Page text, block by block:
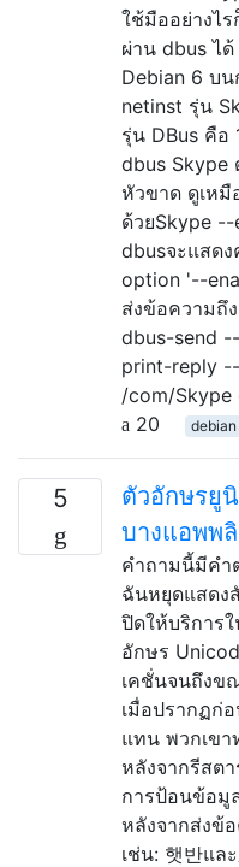
ใช้มืออย่างไ
ผ่าน dbus ไ
Debian 6 บ
netinst รุ่น
รุ่น DBus คือ
dbus Skype
หัวขาด ดูเหมื
ด้วยSkype
dbusจะแสด
option '--
ส่งข้อความถึ
dbus-send
print-reply
/com/Skype
20
debian
5
ตัวอักษรยู
บางแอพพ
คำถามนี้มีคำ
ฉันหยุดแสดง
ปิดให้บริการ
อักษร
เคชั่นจนถึงข
เมื่อปรากฏก่
แทน พวกเข
หลังจากรีสต
การป้อนข้อมู
หลังจากส่งข้
เช่น: 햇반แล